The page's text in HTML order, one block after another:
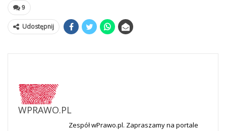
9
Udostępnij
WPRAWO.PL
Zespół wPrawo.pl. Zapraszamy na portale